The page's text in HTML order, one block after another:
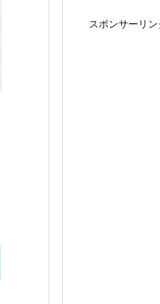
スポンサーリン